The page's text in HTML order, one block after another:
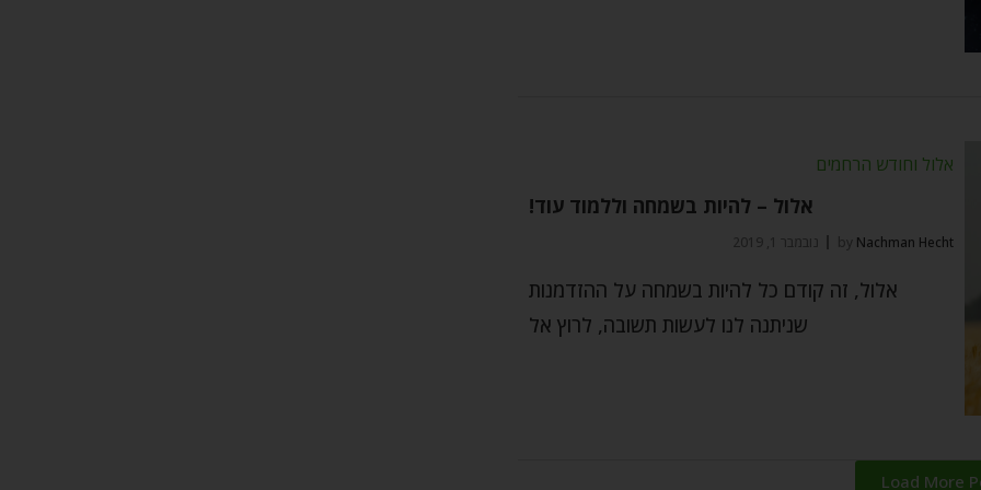
אלול וחודש הרחמים
אלול – להיות בשמחה וללמוד עוד!
by Nachman Hecht נובמבר 1, 2019
אלול, זה קודם כל להיות בשמחה על ההזדמנות
שניתנה לנו לעשות תשובה, לרוץ אל
Load More